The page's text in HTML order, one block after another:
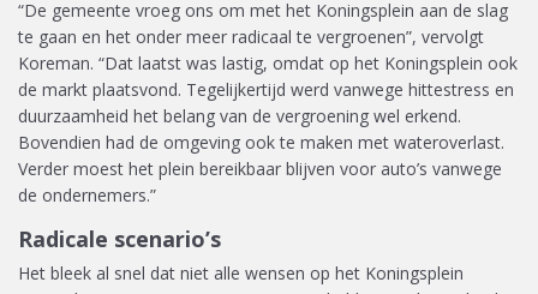
“De gemeente vroeg ons om met het Koningsplein aan de slag
te gaan en het onder meer radicaal te vergroenen”, vervolgt
Koreman. “Dat laatst was lastig, omdat op het Koningsplein ook
de markt plaatsvond. Tegelijkertijd werd vanwege hittestress en
duurzaamheid het belang van de vergroening wel erkend.
Bovendien had de omgeving ook te maken met wateroverlast.
Verder moest het plein bereikbaar blijven voor auto’s vanwege
de ondernemers.”
Radicale scenario’s
Het bleek al snel dat niet alle wensen op het Koningsplein